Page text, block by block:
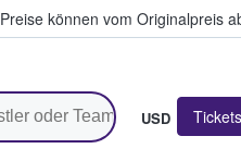
Preise können vom Originalpreis
USD